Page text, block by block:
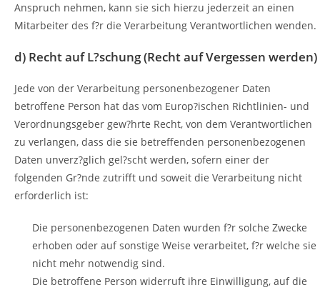
Anspruch nehmen, kann sie sich hierzu jederzeit an einen
Mitarbeiter des f?r die Verarbeitung Verantwortlichen wenden.
d) Recht auf L?schung (Recht auf Vergessen werden)
Jede von der Verarbeitung personenbezogener Daten
betroffene Person hat das vom Europ?ischen Richtlinien- und
Verordnungsgeber gew?hrte Recht, von dem Verantwortlichen
zu verlangen, dass die sie betreffenden personenbezogenen
Daten unverz?glich gel?scht werden, sofern einer der
folgenden Gr?nde zutrifft und soweit die Verarbeitung nicht
erforderlich ist:
Die personenbezogenen Daten wurden f?r solche Zwecke
erhoben oder auf sonstige Weise verarbeitet, f?r welche sie
nicht mehr notwendig sind.
Die betroffene Person widerruft ihre Einwilligung, auf die